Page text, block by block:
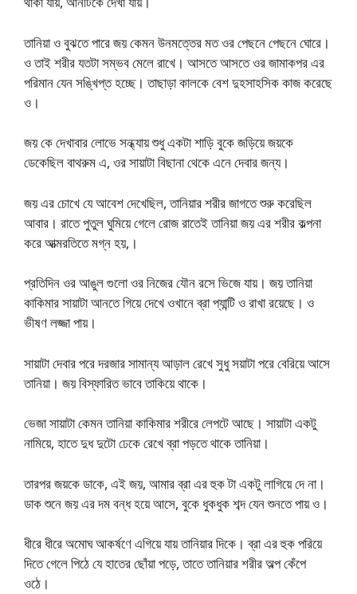
তানিয়া ও বুঝতে পারে জয় কেমন উনমত্তের মত ওর পেছনে পেছনে ঘোরে।
ও তাই শরীর যতটা সম্ভব মেলে রাখে। আসতে আসতে ওর জামাকপর এর
পরিমান যেন সঙ্খিপ্ত হচ্ছে। তাছাড়া কালকে বেশ দুহসাহসিক কাজ করেছে
ও।
জয় কে দেখাবার লোভে সন্ধ্যায় শুধু একটা শাড়ি বুকে জড়িয়ে জয়কে
ডেকেছিল বাথরুম এ, ওর সায়াটা বিছানা থেকে এনে দেবার জন্য।
জয় এর চোখে যে আবেশ দেখেছিল, তানিয়ার শরীর জাগতে শুরু করেছিল
আবার। রাতে পুতুল ঘুমিয়ে গেলে রোজ রাতেই তানিয়া জয় এর শরীর কল্পনা
করে আত্মরতিতে মগ্ন হয়,।
প্রতিদিন ওর আঙুল গুলো ওর নিজের যৌন রসে ভিজে যায়। জয় তানিয়া
কাকিমার সায়াটা আনতে গিয়ে দেখে ওখানে ব্রা প্যান্টি ও রাখা রয়েছে। ও
ভীষণ লজ্জা পায়।
সায়াটা দেবার পরে দরজার সামান্য আড়াল রেখে সুধু সয়াটা পরে বেরিয়ে আসে
তানিয়া। জয় বিস্ফারিত ভাবে তাকিয়ে থাকে।
ভেজা সায়াটা কেমন তানিয়া কাকিমার শরীরে লেপটে আছে। সায়াটা একটু
নামিয়ে, হাতে দুধ দুটো ঢেকে রেখে ব্রা পড়তে থাকে তানিয়া।
তারপর জয়কে ডাকে, এই জয়, আমার ব্রা এর হুক টা একটু লাগিয়ে দে না।
ডাক শুনে জয় এর দম বন্ধ হয়ে আসে, বুকে ধুকধুক শব্দ যেন শুনতে পায় ও।
ধীরে ধীরে অমোঘ আকর্ষণে এগিয়ে যায় তানিয়ার দিকে। ব্রা এর হুক পরিয়ে
দিতে গেলে পিঠে যে হাতের ছোঁয়া পড়ে, তাতে তানিয়ার শরীর অল্প কেঁপে
ওঠে।